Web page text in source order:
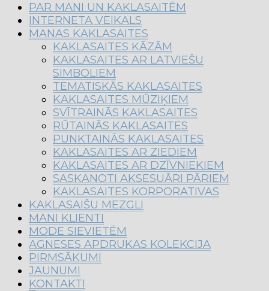
PAR MANI UN KAKLASAITĒM
INTERNETA VEIKALS
MANAS KAKLASAITES
KAKLASAITES KĀZĀM
KAKLASAITES AR LATVIEŠU
SIMBOLIEM
TEMATISKĀS KAKLASAITES
KAKLASAITES MŪZIĶIEM
SVĪTRAINĀS KAKLASAITES
RŪTAINĀS KAKLASAITES
PUNKTAINĀS KAKLASAITES
KAKLASAITES AR ZIEDIEM
KAKLASAITES AR DZĪVNIEKIEM
SASKANOTI AKSESUĀRI PĀRIEM
KAKLASAITES KORPORATIVAS
KAKLASAIŠU MEZGLI
MANI KLIENTI
MODE SIEVIETĒM
AGNESES APDRUKAS KOLEKCIJA
PIRMSĀKUMI
JAUNUMI
KONTAKTI